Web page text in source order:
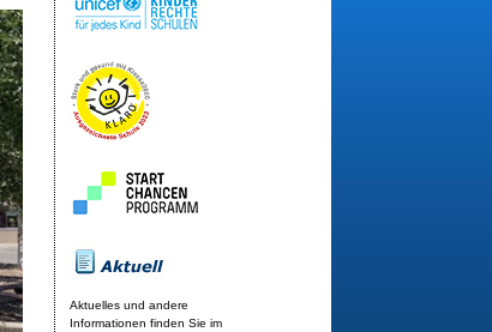
Aktuelles und andere
Informationen finden Sie im